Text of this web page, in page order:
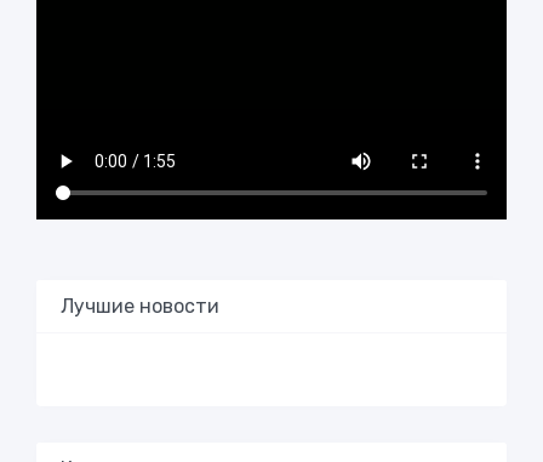
Лучшие новости